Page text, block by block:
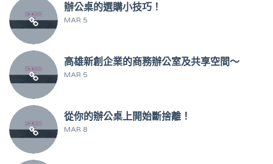
辦公桌的選購小技巧！
MAR 5
高雄新創企業的商務辦公室及共享空間～
MAR 5
從你的辦公桌上開始斷捨離！
MAR 8